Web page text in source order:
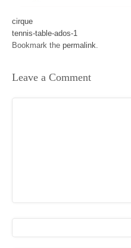
cirque
tennis-table-ados-1
Bookmark the permalink
Leave a Comment